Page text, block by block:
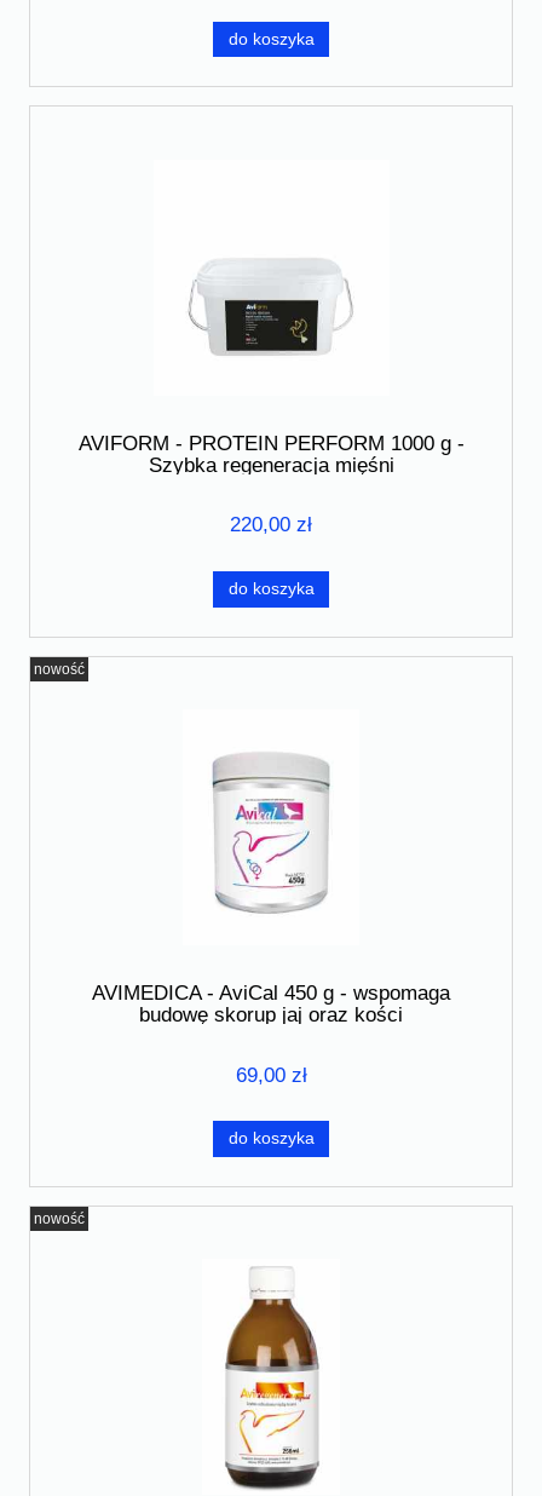
do koszyka
AVIFORM - PROTEIN PERFORM 1000 g -
Szybka regeneracja mięśni
220,00 zł
do koszyka
AVIMEDICA - AviCal 450 g - wspomaga
budowę skorup jaj oraz kości
69,00 zł
do koszyka
nowość
nowość